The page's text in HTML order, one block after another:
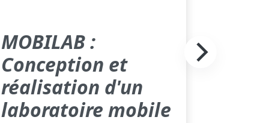
MOBILAB :
Conception et
réalisation d'un
laboratoire mobile